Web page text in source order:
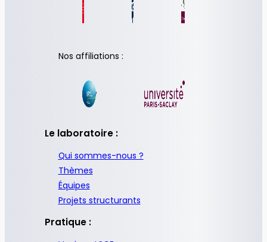
Nos affiliations :
Le laboratoire :
Qui sommes-nous ?
Thèmes
Équipes
Projets structurants
Pratique :